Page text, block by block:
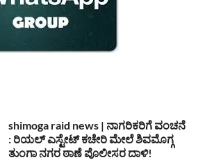
shimoga raid news | ನಾಗರಿಕರಿಗೆ ವಂಚನೆ
: ರಿಯಲ್ ಎಸ್ಟೇಟ್ ಕಚೇರಿ ಮೇಲೆ ಶಿವಮೊಗ್ಗ
ತುಂಗಾ ನಗರ ಠಾಣೆ ಪೊಲೀಸರ ದಾಳಿ!